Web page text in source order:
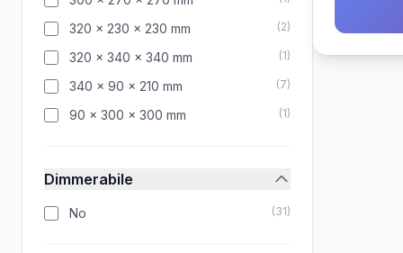
320 x 230 x 230 mm (2)
320 x 340 x 340 mm (1)
340 x 90 x 210 mm (7)
90 x 300 x 300 mm (1)
Dimmerabile
No (31)